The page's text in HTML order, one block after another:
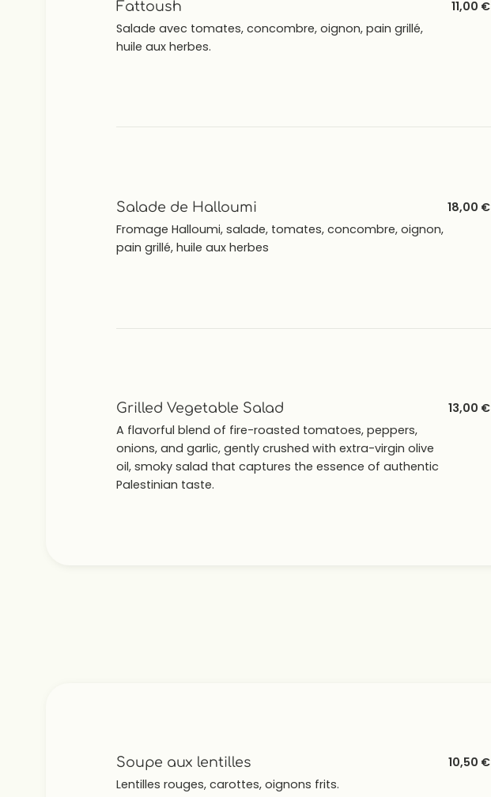
Fattoush
Salade avec tomates, concombre, oignon, pain grillé,
huile aux herbes.
11,00 €
Salade de Halloumi
Fromage Halloumi, salade, tomates, concombre, oignon,
pain grillé, huile aux herbes
18,00 €
Grilled Vegetable Salad
A flavorful blend of fire-roasted tomatoes, peppers,
onions, and garlic, gently crushed with extra-virgin olive
oil, smoky salad that captures the essence of authentic
Palestinian taste.
13,00 €
Soupe aux lentilles
Lentilles rouges, carottes, oignons frits.
10,50 €